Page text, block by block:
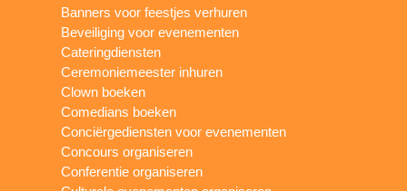
Banners voor feestjes verhuren
Beveiliging voor evenementen
Cateringdiensten
Ceremoniemeester inhuren
Clown boeken
Comedians boeken
Conciërgediensten voor evenementen
Concours organiseren
Conferentie organiseren